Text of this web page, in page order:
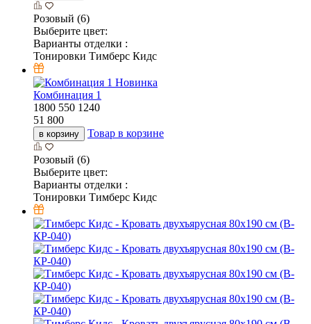
Розовый (6)
Выберите цвет:
Варианты отделки :
Тонировки Тимберс Кидс
Новинка
Комбинация 1
1800 550 1240
51 800
в корзину Товар в корзине
Розовый (6)
Выберите цвет:
Варианты отделки :
Тонировки Тимберс Кидс